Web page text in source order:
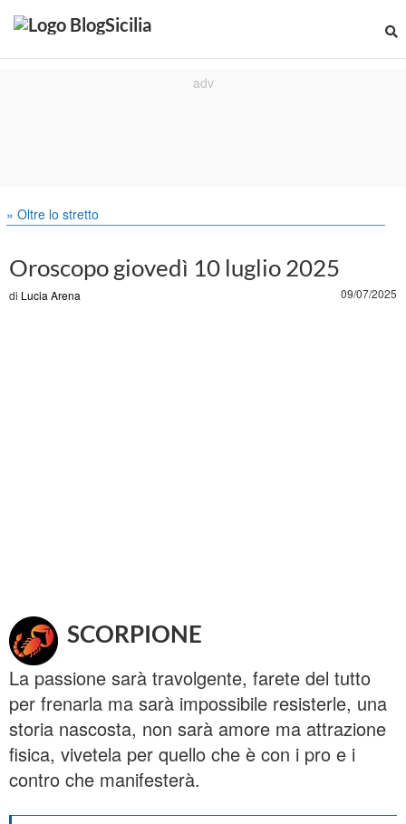
» Oltre lo stretto
Oroscopo giovedì 10 luglio 2025
di Lucia Arena 09/07/2025
SCORPIONE
La passione sarà travolgente, farete del tutto
per frenarla ma sarà impossibile resisterle, una
storia nascosta, non sarà amore ma attrazione
fisica, vivetela per quello che è con i pro e i
contro che manifesterà.